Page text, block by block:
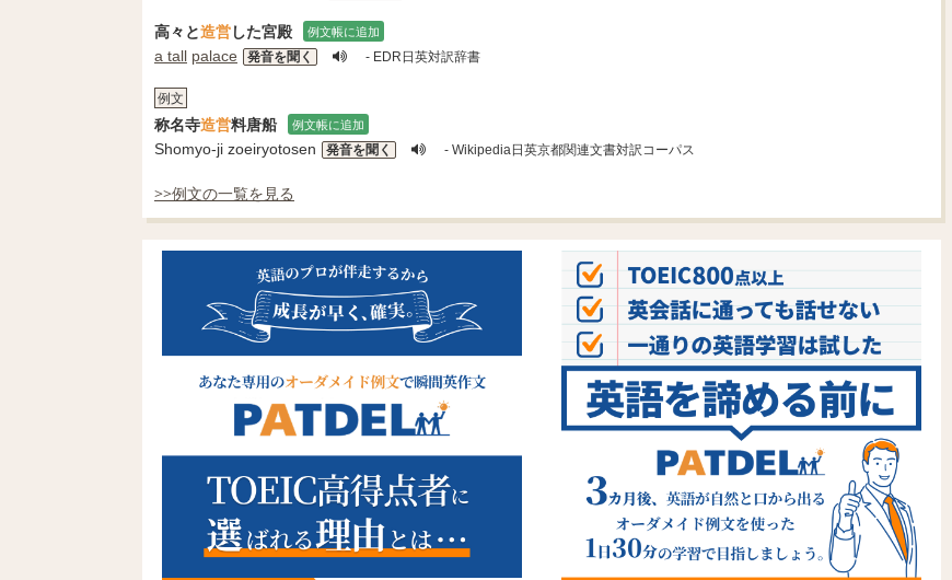
高々と造営した宮殿 例文帳に追加
a tall palace 発音を聞く - EDR日英対訳辞書
例文
称名寺造営料唐船 例文帳に追加
Shomyo-ji zoeiryotosen 発音を聞く - Wikipedia日英京都関連文書対訳コーパス
>>例文の一覧を見る